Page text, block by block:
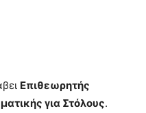
Επιθεωρητής
για Στόλους.